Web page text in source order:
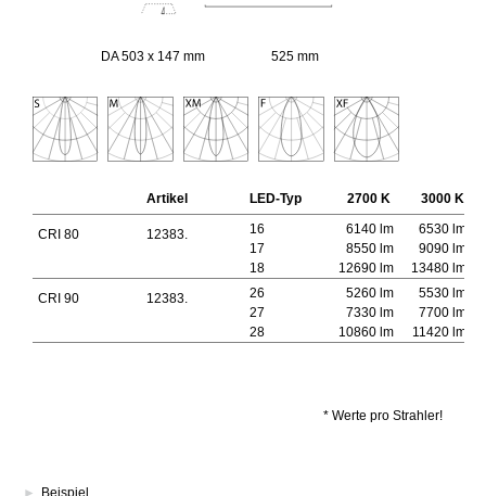
DA 503 x 147 mm 525 mm
Artikel LED-Typ 2700 K 3000 K
CRI 80 12383. 16 6140 lm
6530 lm
17
8550 lm
9090 lm
18
12690 lm 13480 lm
CRI 90
12383. 26 5260 lm
5530 lm
27
7330 lm
7700 lm
28
10860 lm 11420 lm
* Werte pro Strahler!
►
Beispiel